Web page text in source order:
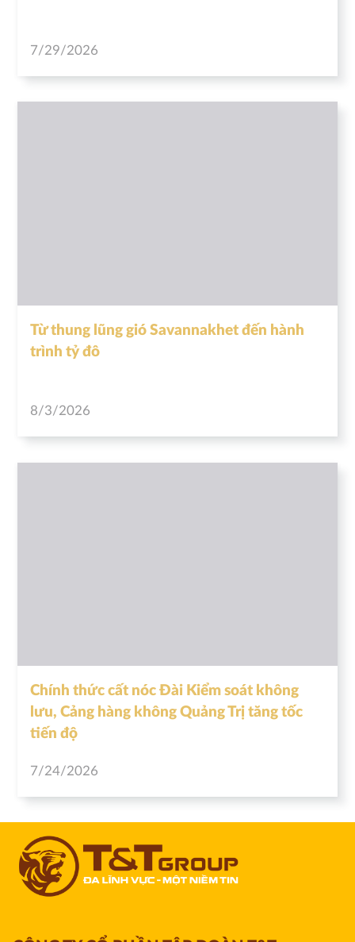
7/29/2026
Từ thung lũng gió Savannakhet đến hành
trình tỷ đô
8/3/2026
Chính thức cất nóc Đài Kiểm soát không
lưu, Cảng hàng không Quảng Trị tăng tốc
tiến độ
7/24/2026